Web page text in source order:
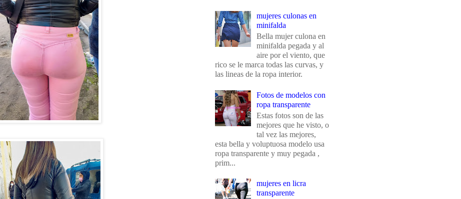
mujeres culonas en
minifalda
Bella mujer culona en
minifalda pegada y al
aire por el viento, que
rico se le marca todas las curvas, y
las lineas de la ropa interior.
Fotos de modelos con
ropa transparente
Estas fotos son de las
mejores que he visto, o
tal vez las mejores,
esta bella y voluptuosa modelo usa
ropa transparente y muy pegada ,
prim...
mujeres en licra
transparente